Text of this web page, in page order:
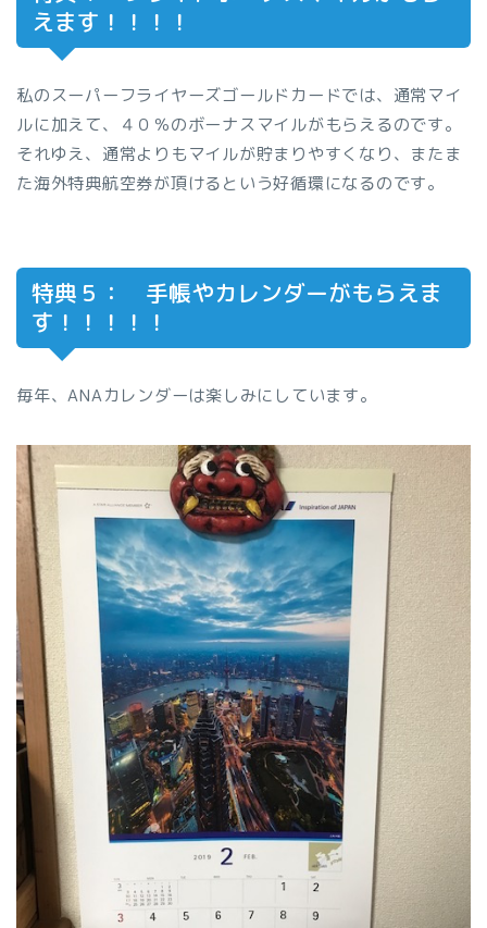
えます！！！！
私のスーパーフライヤーズゴールドカードでは、通常マイ
ルに加えて、４０％のボーナスマイルがもらえるのです。
それゆえ、通常よりもマイルが貯まりやすくなり、またま
た海外特典航空券が頂けるという好循環になるのです。
特典５： 手帳やカレンダーがもらえま
す！！！！！
毎年、ANAカレンダーは楽しみにしています。